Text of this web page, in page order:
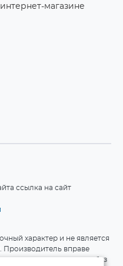
магазине
ссылка на сайт
характер и не является
Производитель вправе
и комплект поставки без